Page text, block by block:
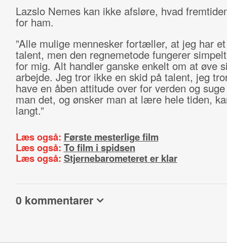
Lazslo Nemes kan ikke afsløre, hvad
for ham.
”Alle mulige mennesker fortæller, at jeg har
talent, men den regnemetode fungerer
for mig. Alt handler ganske enkelt om at øve
arbejde. Jeg tror ikke en skid på talent, jeg
have en åben attitude over for verden og
man det, og ønsker man at lære hele tiden,
langt.”
Læs også: Første mesterlige film
Læs også: To film i spidsen
Læs også: Stjernebarometeret er klar
0 kommentarer